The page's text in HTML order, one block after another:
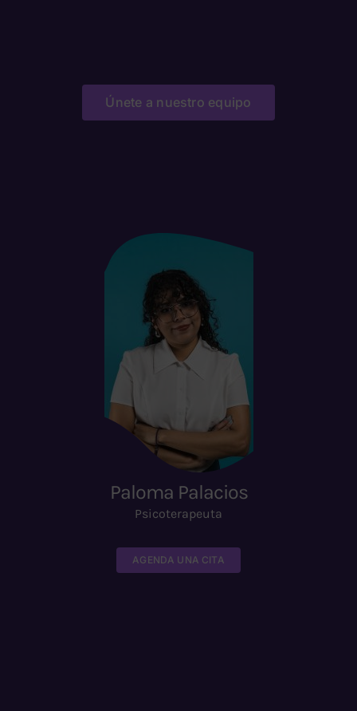
Únete a nuestro equipo
Paloma Palacios
Psicoterapeuta
AGENDA UNA CITA